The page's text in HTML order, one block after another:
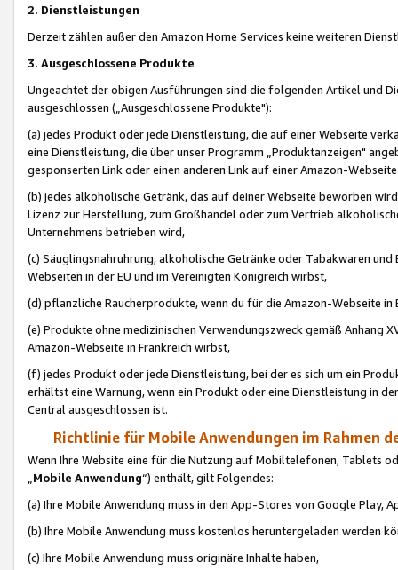
2. Dienstleistungen
Derzeit zählen außer den Amazon Home Services keine weiteren
3. Ausgeschlossene Produkte
Ungeachtet der obigen Ausführungen sind die folgenden Artikel und
ausgeschlossen („Ausgeschlossene Produkte"):
(a) jedes Produkt oder jede Dienstleistung, die auf einer Webseite
eine Dienstleistung, die über unser Programm „Produktanzeigen"
gesponserten Link oder einen anderen Link auf einer Amazon-
(b) jedes alkoholische Getränk, das auf deiner Webseite beworben
Lizenz zur Herstellung, zum Großhandel oder zum Vertrieb
Unternehmens betrieben wird,
(c) Säuglingsnahruhrung, alkoholische Getränke oder Tabakwaren
Webseiten in der EU und im Vereinigten Königreich wirbst,
(d) pflanzliche Raucherprodukte, wenn du für die Amazon-Webseite in
(e) Produkte ohne medizinischen Verwendungszweck gemäß Anhang
Amazon-Webseite in Frankreich wirbst,
(f) jedes Produkt oder jede Dienstleistung, bei der es sich um ein
erhältst eine Warnung, wenn ein Produkt oder eine Dienstleistung in
Central ausgeschlossen ist.
Richtlinie für Mobile Anwendungen im Rahmen
Wenn Ihre Website eine für die Nutzung auf Mobiltelefonen, Tablets
„Mobile Anwendung“) enthält, gilt Folgendes:
(a) Ihre Mobile Anwendung muss in den App-Stores von Google Play,
(b) Ihre Mobile Anwendung muss kostenlos heruntergeladen werden
(c) Ihre Mobile Anwendung muss originäre Inhalte haben,